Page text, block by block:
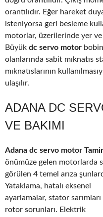
orantılıdır. Eğer hareket
isteniyorsa geri besleme
motorlar, üzerilerinde yer ve
Büyük dc servo motor
olanlarında sabit mıknatıs
mıknatıslarının
ulaşılır.
ADANA DC
VE BAKIMI
Adana dc servo motor
önümüze gelen motorlarda
görülen 4 temel arıza
Yataklama, hatalı eksenel
ayarlamalar, stator sarımları
rotor sorunları. Elektrik